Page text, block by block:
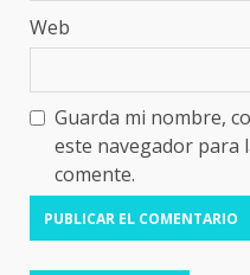
Web
Guarda mi nombre,
este navegador para
comente.